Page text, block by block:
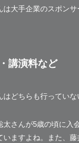
は大手企業のスポン
講演料など
はどちらも行ってい
太さんが5歳の頃に入
いますよね。また、